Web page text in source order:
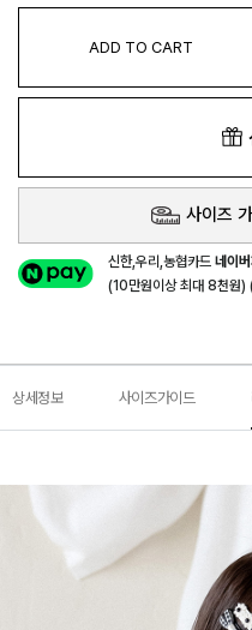
ADD TO CART
사이즈
신한,우리,농협카드네이
(10만원이상 최대 8천
상세정보 사이즈가이드